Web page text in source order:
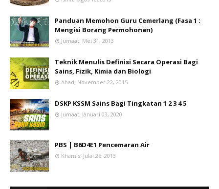
Panduan Memohon Guru Cemerlang (Fasa 1 :
Mengisi Borang Permohonan)
Jumaat, Mei 31, 2013
Teknik Menulis Definisi Secara Operasi Bagi
Sains, Fizik, Kimia dan Biologi
Ahad, November 22, 2015
DSKP KSSM Sains Bagi Tingkatan 1 2 3 4 5
Jumaat, Januari 03, 2020
PBS | B6D4E1 Pencemaran Air
Khamis, Julai 25, 2013